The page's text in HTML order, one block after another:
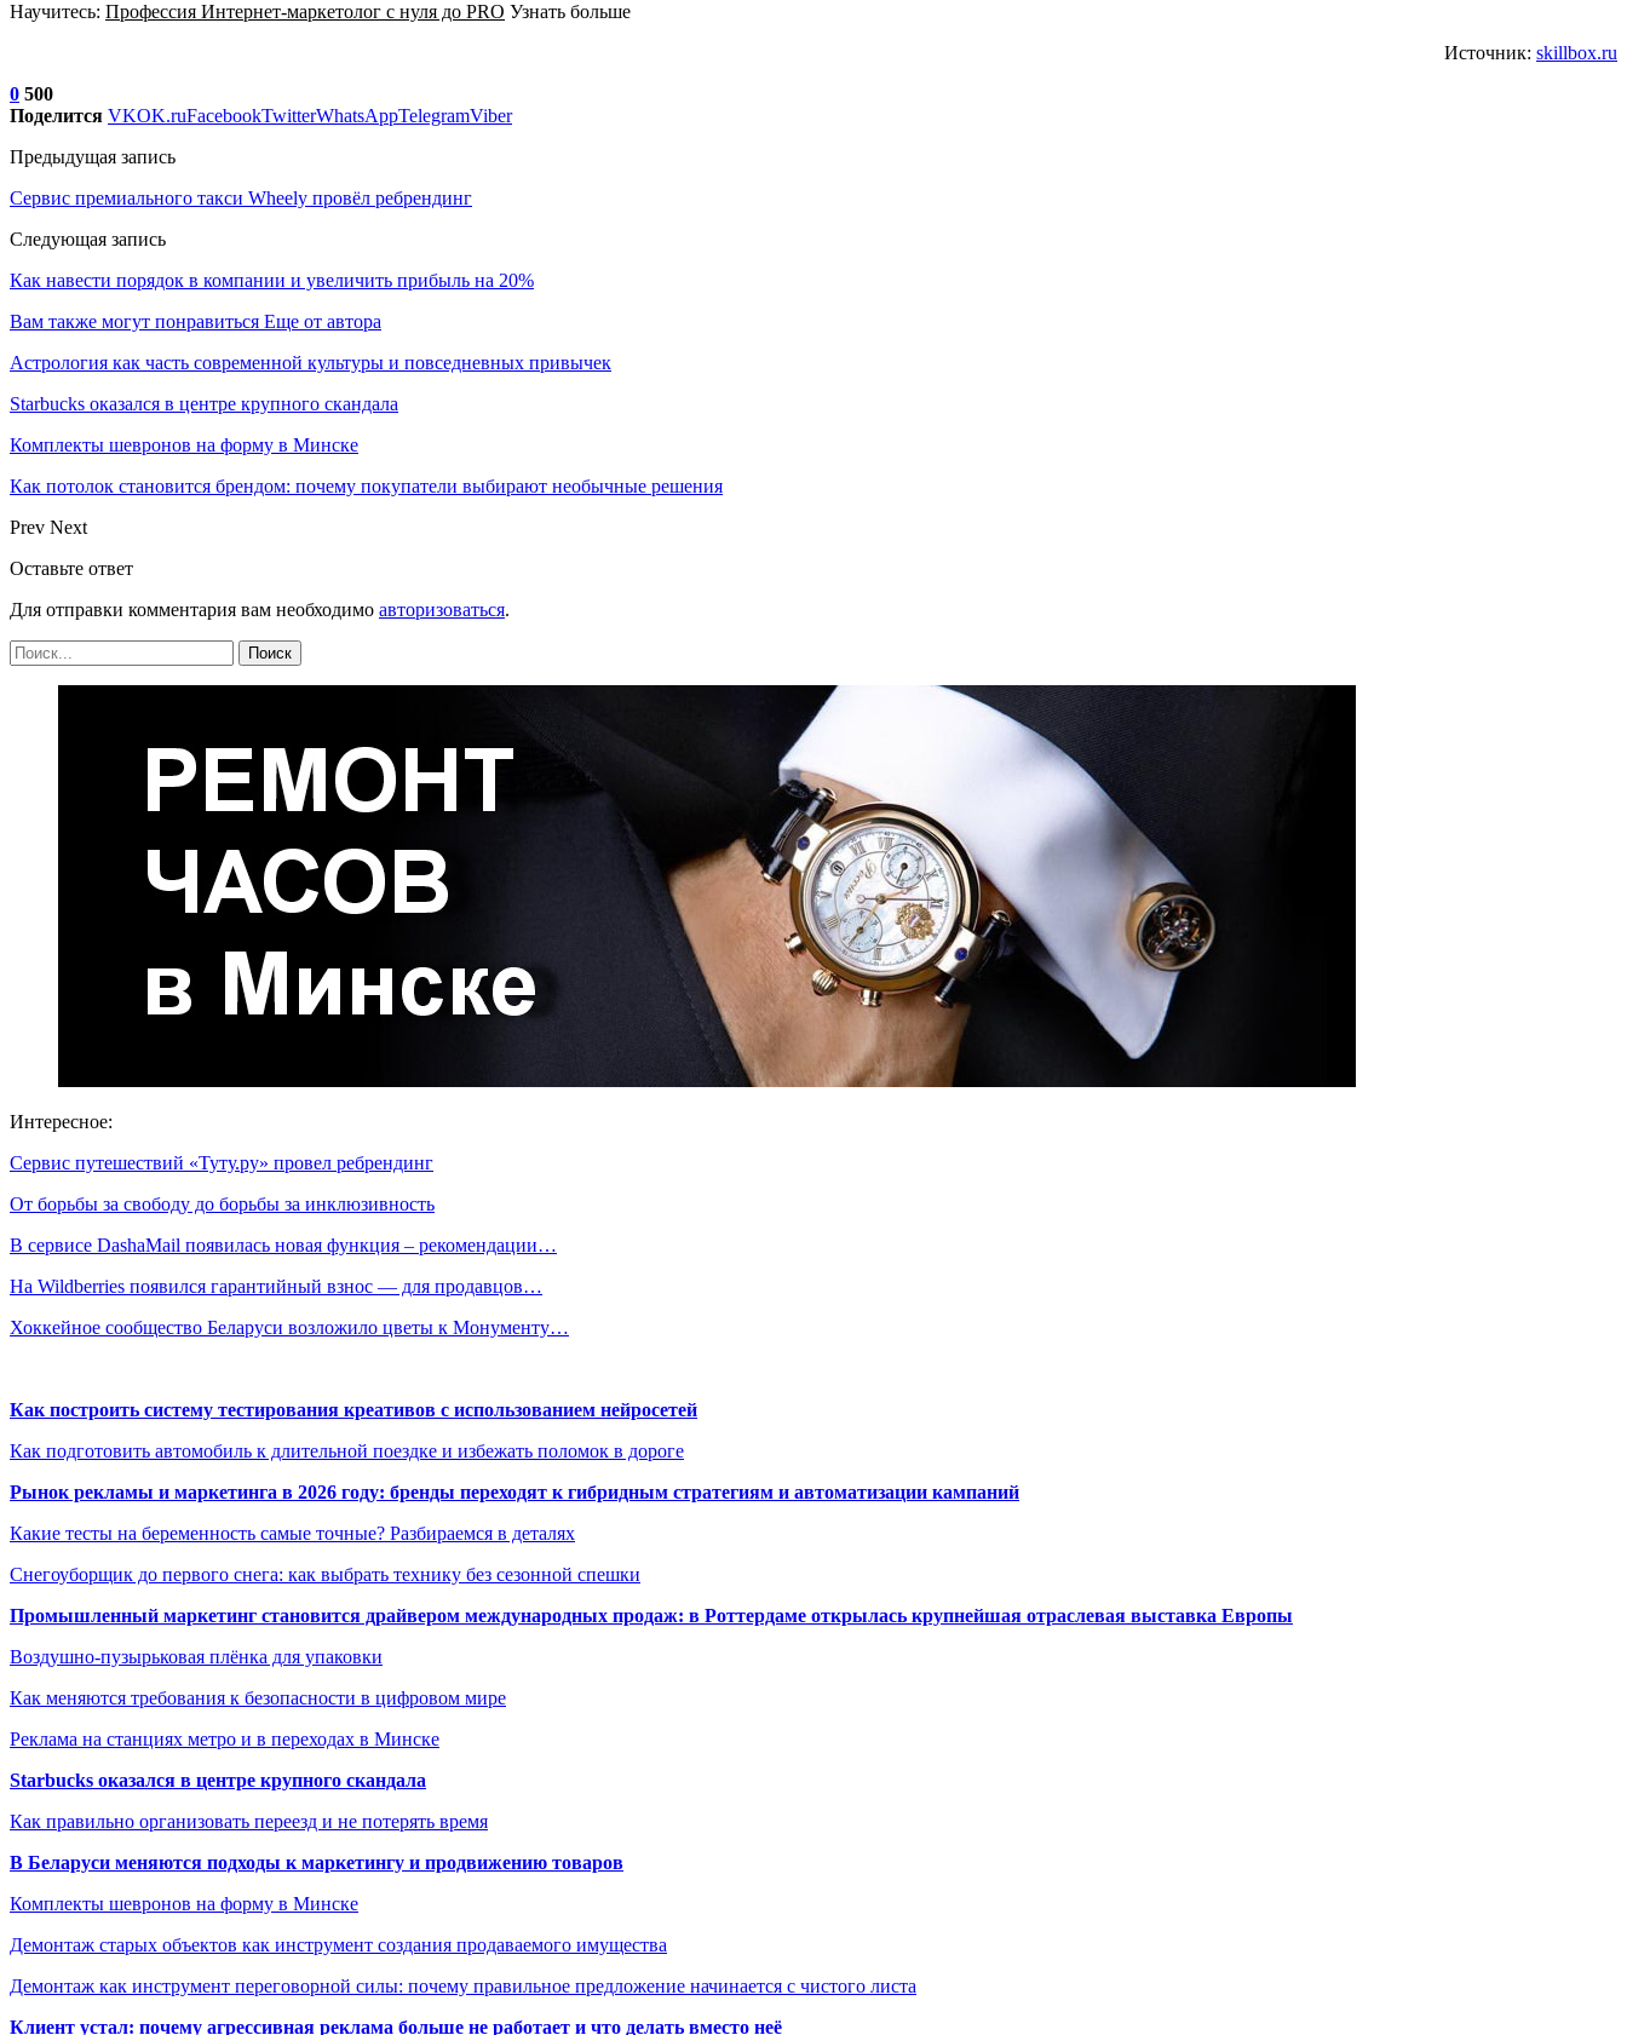
Научитесь: Профессия Интернет-маркетолог с нуля до PRO Узнать больше
Источник: skillbox.ru
0 500
Поделится VKOK.ruFacebookTwitterWhatsAppTelegramViber
Предыдущая запись
Сервис премиального такси Wheely провёл ребрендинг
Следующая запись
Как навести порядок в компании и увеличить прибыль на 20%
Вам также могут понравиться Еще от автора
Астрология как часть современной культуры и повседневных привычек
Starbucks оказался в центре крупного скандала
Комплекты шевронов на форму в Минске
Как потолок становится брендом: почему покупатели выбирают необычные решения
Prev Next
Оставьте ответ
Для отправки комментария вам необходимо авторизоваться.
Интересное:
Сервис путешествий «Туту.ру» провел ребрендинг
От борьбы за свободу до борьбы за инклюзивность
В сервисе DashaMail появилась новая функция – рекомендации…
На Wildberries появился гарантийный взнос — для продавцов…
Хоккейное сообщество Беларуси возложило цветы к Монументу…
Как построить систему тестирования креативов с использованием нейросетей
Как подготовить автомобиль к длительной поездке и избежать поломок в дороге
Рынок рекламы и маркетинга в 2026 году: бренды переходят к гибридным стратегиям и автоматизации кампаний
Какие тесты на беременность самые точные? Разбираемся в деталях
Снегоуборщик до первого снега: как выбрать технику без сезонной спешки
Промышленный маркетинг становится драйвером международных продаж: в Роттердаме открылась крупнейшая отраслевая выставка Европы
Воздушно-пузырьковая плёнка для упаковки
Как меняются требования к безопасности в цифровом мире
Реклама на станциях метро и в переходах в Минске
Starbucks оказался в центре крупного скандала
Как правильно организовать переезд и не потерять время
В Беларуси меняются подходы к маркетингу и продвижению товаров
Комплекты шевронов на форму в Минске
Демонтаж старых объектов как инструмент создания продаваемого имущества
Демонтаж как инструмент переговорной силы: почему правильное предложение начинается с чистого листа
Клиент устал: почему агрессивная реклама больше не работает и что делать вместо неё